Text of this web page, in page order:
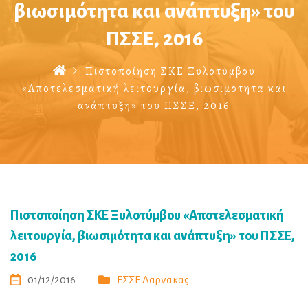
βιωσιμότητα και ανάπτυξη» του
ΠΣΣΕ, 2016
Πιστοποίηση ΣΚΕ Ξυλοτύμβου
«Αποτελεσματική λειτουργία, βιωσιμότητα και
ανάπτυξη» του ΠΣΣΕ, 2016
Πιστοποίηση ΣΚΕ Ξυλοτύμβου «Αποτελεσματική
λειτουργία, βιωσιμότητα και ανάπτυξη» του ΠΣΣΕ,
2016
01/12/2016 ΕΣΣΕ Λαρνακας